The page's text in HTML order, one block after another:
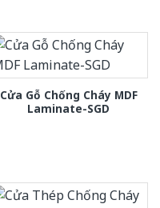
Cửa Gỗ Chống Cháy MDF
Laminate-SGD